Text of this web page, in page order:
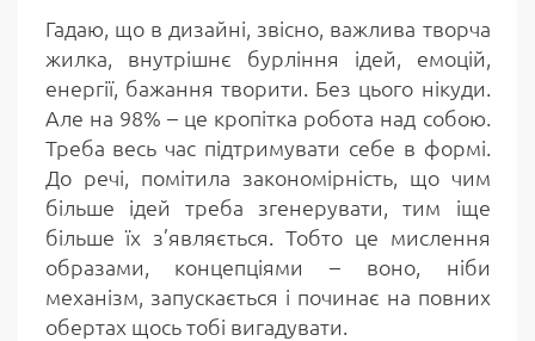
Гадаю, що в дизайні, звісно, важлива творча
жилка, внутрішнє бурління ідей, емоцій,
енергії, бажання творити. Без цього нікуди.
Але на 98% – це кропітка робота над собою.
Треба весь час підтримувати себе в формі.
До речі, помітила закономірність, що чим
більше ідей треба згенерувати, тим іще
більше їх з’являється. Тобто це мислення
образами, концепціями – воно, ніби
механізм, запускається і починає на повних
обертах щось тобі вигадувати.